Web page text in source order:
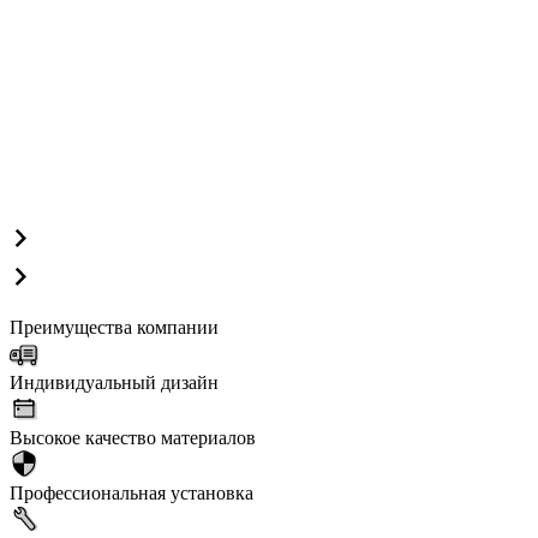
Преимущества компании
Индивидуальный дизайн
Высокое качество материалов
Профессиональная установка